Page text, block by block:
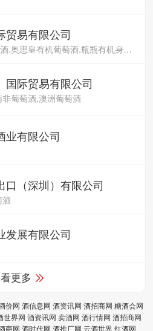
贸易有限公司
国际贸易有限公司
业有限公司
口（深圳）有限公司
发展有限公司
价网酒信息网酒资讯网 酒招商网 糖酒会网